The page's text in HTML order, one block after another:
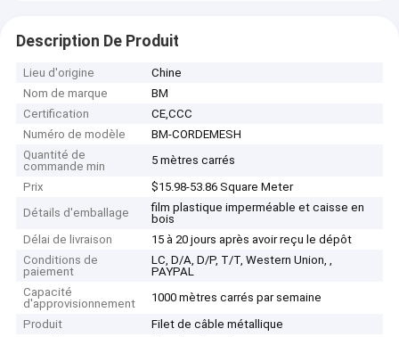
Description De Produit
Lieu d'origine
Chine
Nom de marque
BM
Certification
CE,CCC
Numéro de modèle
BM-CORDEMESH
Quantité de
commande min
5 mètres carrés
Prix
$15.98-53.86 Square Meter
Détails d'emballage
film plastique imperméable et caisse en
bois
Délai de livraison
15 à 20 jours après avoir reçu le dépôt
Conditions de
paiement
LC, D/A, D/P, T/T, Western Union, ,
PAYPAL
Capacité
d'approvisionnement
1000 mètres carrés par semaine
Produit
Filet de câble métallique